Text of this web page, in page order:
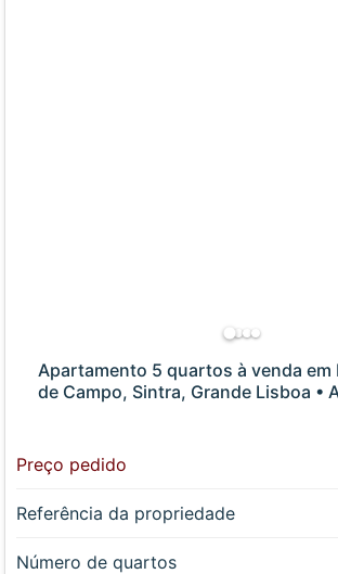
Apartamento 5 quartos à venda em
de Campo, Sintra, Grande Lisboa •
Preço pedido
Referência da propriedade
Número de quartos